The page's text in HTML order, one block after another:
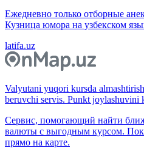
Ежедневно только отборные
Кузница юмора на узбекском
latifa.uz
Valyutani yuqori kursda
beruvchi servis. Punkt joylashuvini
Сервис, помогающий найти
валюты с выгодным курсом.
прямо на карте.